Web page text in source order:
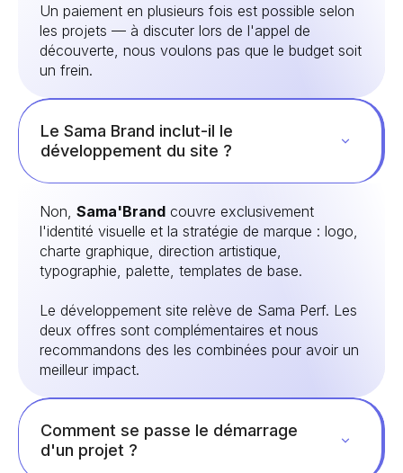
Un paiement en plusieurs fois est possible selon
les projets — à discuter lors de l'appel de
découverte, nous voulons pas que le budget soit
un frein.
Le Sama Brand inclut-il le
développement du site ?
Non, Sama'Brand couvre exclusivement
l'identité visuelle et la stratégie de marque : logo,
charte graphique, direction artistique,
typographie, palette, templates de base.
Le développement site relève de Sama Perf. Les
deux offres sont complémentaires et nous
recommandons des les combinées pour avoir un
meilleur impact.
Comment se passe le démarrage
d'un projet ?